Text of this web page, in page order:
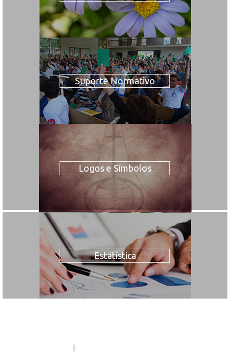
Suporte Normativo
Logos e Símbolos
Estatística